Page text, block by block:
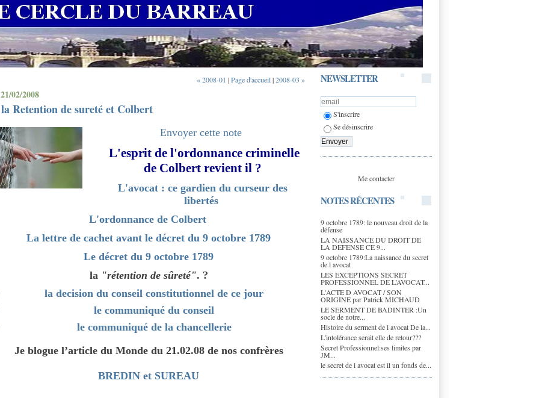
NEWSLETTER
S'inscrire
Se désinscrire
Me contacter
NOTES RÉCENTES
9 octobre 1789: le nouveau droit de la
défense
LA NAISSANCE DU DROIT DE
LA DEFENSE CE 9...
9 octobre 1789:La naissance du secret
de l avocat
LES EXCEPTIONS SECRET
PROFESSIONNEL DE L’AVOCAT...
L'ACTE D AVOCAT / SON
ORIGINE par Patrick MICHAUD
LE SERMENT DE BADINTER :Un
socle de notre...
Histoire du serment de l avocat De la...
L'intolérance serait elle de retour???
Secret Professionnel:ses limites par
JM...
le secret de l avocat est il un fonds de...
« 2008-01 |Page d'accueil|2008-03 »
21/02/2008
la Retention de sureté et Colbert
Envoyer cette note
L'esprit de l'ordonnance criminelle
de Colbert revient il ?
L'avocat : ce gardien du curseur des
libertés
L'ordonnance de Colbert
La lettre de cachet avant le décret du 9 octobre 1789
Le décret du 9 octobre 1789
la "rétention de sûreté". ?
la decision du conseil constitutionnel de ce jour
le communiqué du conseil
le communiqué de la chancellerie
Je blogue l’article du Monde du 21.02.08 de nos confrères
BREDIN et SUREAU